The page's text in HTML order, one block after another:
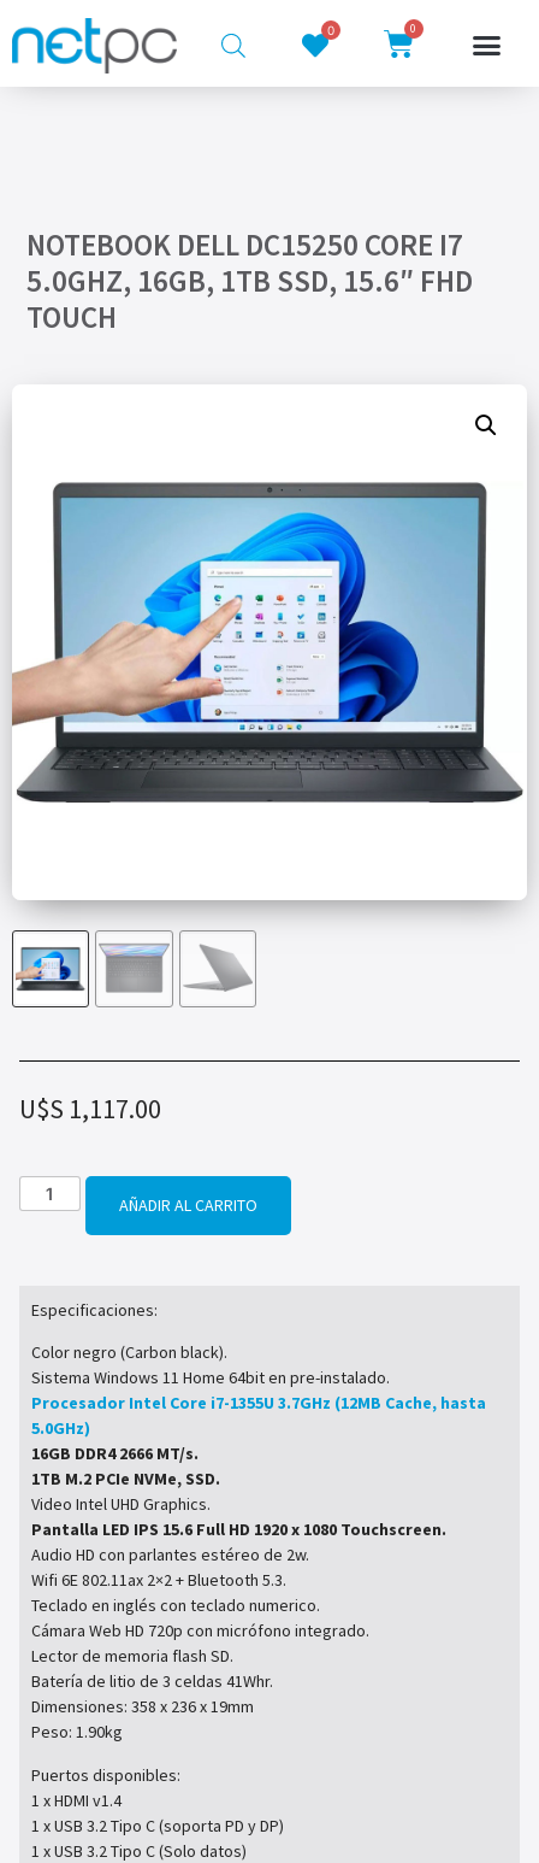
0 0
NOTEBOOK DELL DC15250 CORE I7
5.0GHZ, 16GB, 1TB SSD, 15.6″ FHD
TOUCH
U$S 1,117.00
AÑADIR AL CARRITO
Especificaciones:
Color negro (Carbon black).
Sistema Windows 11 Home 64bit en pre-instalado.
Procesador Intel Core i7-1355U 3.7GHz (12MB Cache, hasta
5.0GHz)
16GB DDR4 2666 MT/s.
1TB M.2 PCIe NVMe, SSD.
Video Intel UHD Graphics.
Pantalla LED IPS 15.6 Full HD 1920 x 1080 Touchscreen.
Audio HD con parlantes estéreo de 2w.
Wifi 6E 802.11ax 2×2 + Bluetooth 5.3.
Teclado en inglés con teclado numerico.
Cámara Web HD 720p con micrófono integrado.
Lector de memoria flash SD.
Batería de litio de 3 celdas 41Whr.
Dimensiones: 358 x 236 x 19mm
Peso: 1.90kg
Puertos disponibles:
1 x HDMI v1.4
1 x USB 3.2 Tipo C (soporta PD y DP)
1 x USB 3.2 Tipo C (Solo datos)